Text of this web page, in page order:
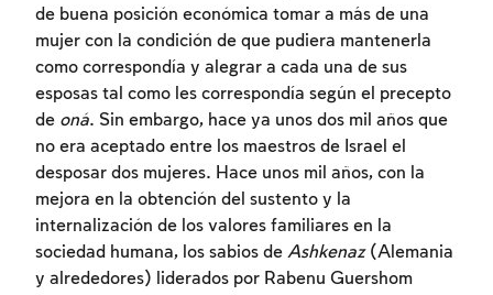
de buena posición económica tomar a más de una
mujer con la condición de que pudiera mantenerla
como correspondía y alegrar a cada una de sus
esposas tal como les correspondía según el precepto
de oná. Sin embargo, hace ya unos dos mil años que
no era aceptado entre los maestros de Israel el
desposar dos mujeres. Hace unos mil años, con la
mejora en la obtención del sustento y la
internalización de los valores familiares en la
sociedad humana, los sabios de Ashkenaz(Alemania
y alrededores) liderados por Rabenu Guershom